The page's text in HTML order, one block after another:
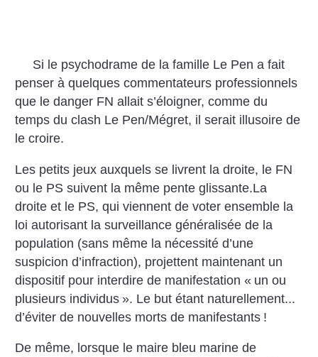
Si le psychodrame de la famille Le Pen a fait
penser à quelques commentateurs professionnels
que le danger FN allait s’éloigner, comme du
temps du clash Le Pen/Mégret, il serait illusoire de
le croire.
Les petits jeux auxquels se livrent la droite, le FN
ou le PS suivent la même pente glissante.La
droite et le PS, qui viennent de voter ensemble la
loi autorisant la surveillance généralisée de la
population (sans même la nécessité d’une
suspicion d’infraction), projettent maintenant un
dispositif pour interdire de manifestation « un ou
plusieurs individus ». Le but étant naturellement...
d’éviter de nouvelles morts de manifestants !
De même, lorsque le maire bleu marine de